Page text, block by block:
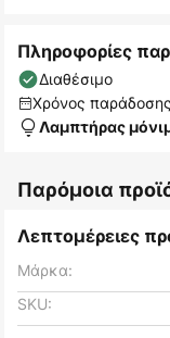
Πληροφορίες
Διαθέσιμο
Χρόνος
Λαμπτήρας
Παρόμοια
Λεπτομέρειες
Μάρκα:
SKU: